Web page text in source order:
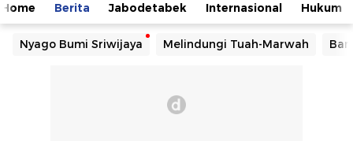
Home Berita Jabodetabek Internasional Hukum
Nyago Bumi Sriwijaya Melindungi Tuah-Marwah